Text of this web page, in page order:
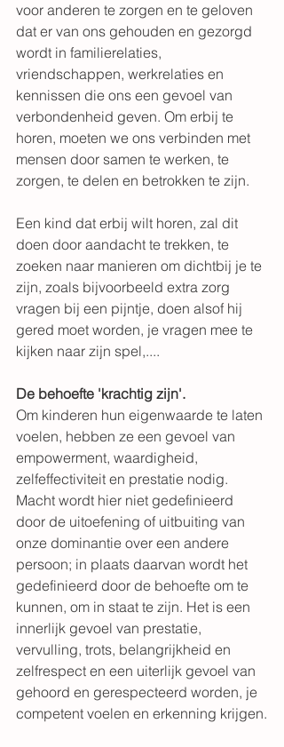
voor anderen te zorgen en te geloven
dat er van ons gehouden en gezorgd
wordt in familierelaties,
vriendschappen, werkrelaties en
kennissen die ons een gevoel van
verbondenheid geven. Om erbij te
horen, moeten we ons verbinden met
mensen door samen te werken, te
zorgen, te delen en betrokken te zijn.
Een kind dat erbij wilt horen, zal dit
doen door aandacht te trekken, te
zoeken naar manieren om dichtbij je te
zijn, zoals bijvoorbeeld extra zorg
vragen bij een pijntje, doen alsof hij
gered moet worden, je vragen mee te
kijken naar zijn spel,....
De behoefte 'krachtig zijn'.
Om kinderen hun eigenwaarde te laten
voelen, hebben ze een gevoel van
empowerment, waardigheid,
zelfeffectiviteit en prestatie nodig.
Macht wordt hier niet gedefinieerd
door de uitoefening of uitbuiting van
onze dominantie over een andere
persoon; in plaats daarvan wordt het
gedefinieerd door de behoefte om te
kunnen, om in staat te zijn. Het is een
innerlijk gevoel van prestatie,
vervulling, trots, belangrijkheid en
zelfrespect en een uiterlijk gevoel van
gehoord en gerespecteerd worden, je
competent voelen en erkenning krijgen.